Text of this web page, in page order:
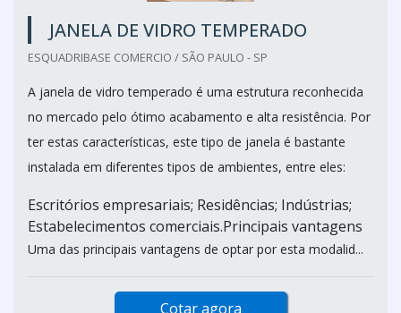
JANELA DE VIDRO TEMPERADO
ESQUADRIBASE COMERCIO / SÃO PAULO - SP
A janela de vidro temperado é uma estrutura reconhecida
no mercado pelo ótimo acabamento e alta resistência. Por
ter estas características, este tipo de janela é bastante
instalada em diferentes tipos de ambientes, entre eles:
Escritórios empresariais; Residências; Indústrias;
Estabelecimentos comerciais.Principais vantagens
Uma das principais vantagens de optar por esta modalid...
Cotar agora